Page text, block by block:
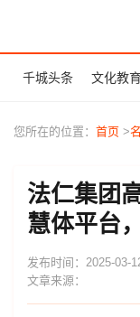
千城头条 文化教
您所在的位置： 首页 >
法仁集团
慧体平台
发布时间：2025-03-
文章来源：